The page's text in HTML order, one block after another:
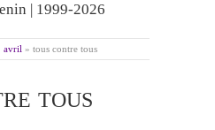
| 1999-2026
avril » tous contre tous
TOUS